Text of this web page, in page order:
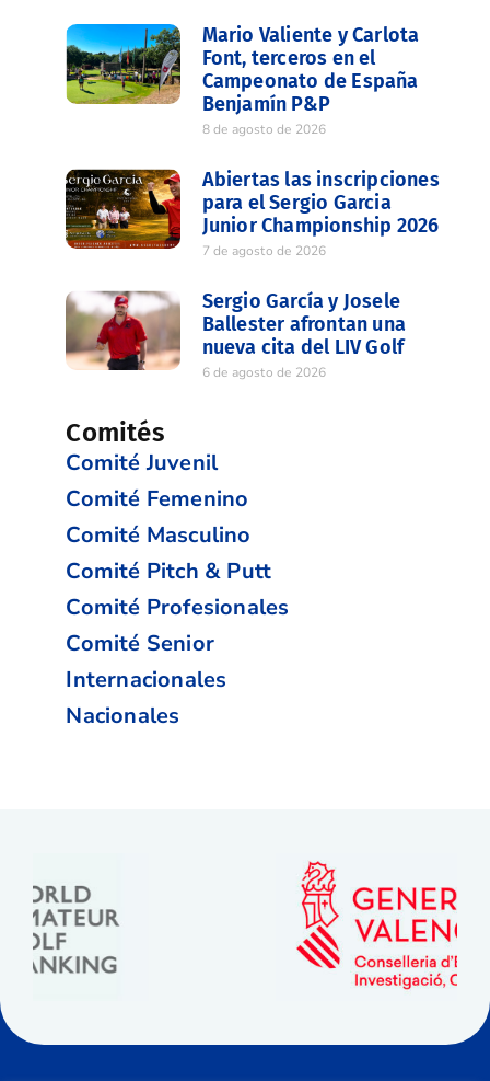
Mario Valiente y Carlota
Font, terceros en el
Campeonato de España
Benjamín P&P
8 de agosto de 2026
Abiertas las inscripciones
para el Sergio Garcia
Junior Championship 2026
7 de agosto de 2026
Sergio García y Josele
Ballester afrontan una
nueva cita del LIV Golf
6 de agosto de 2026
Comités
Comité Juvenil
Comité Femenino
Comité Masculino
Comité Pitch & Putt
Comité Profesionales
Comité Senior
Internacionales
Nacionales